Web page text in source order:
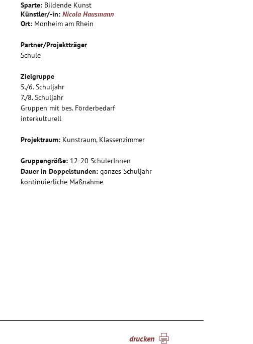
Sparte: Bildende Kunst
Künstler/-in: Nicola Hausmann
Ort: Monheim am Rhein
Partner/Projektträger
Schule
Zielgruppe
5./6. Schuljahr
7./8. Schuljahr
Gruppen mit bes. Förderbedarf
interkulturell
Projektraum: Kunstraum, Klassenzimmer
Gruppengröße: 12-20 SchülerInnen
Dauer in Doppelstunden: ganzes Schuljahr
kontinuierliche Maßnahme
drucken